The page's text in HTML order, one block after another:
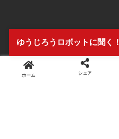
セミナー開催予定
ホーム シェア
ゆうじろうロボットに聞く！